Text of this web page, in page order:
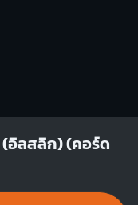
O O O
3
(อิลสลิก) (คอร์ด